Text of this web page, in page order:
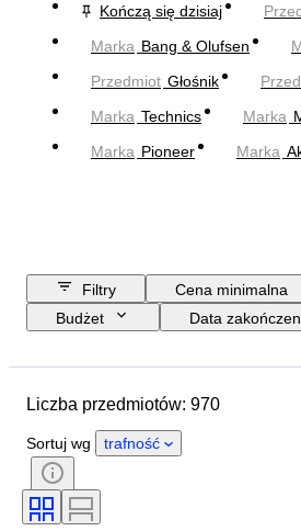
Kończą się dzisiaj
Marka Bang & Olufsen
Przedmiot Głośnik
Marka Technics Marka
Marka Pioneer Marka
Filtry
Cena minimalna
Budżet
Data
Materiał
Stan
Okres
Kolor
Era
Przetestowany i działający
Liczba przedmiotów: 970
Sortuj wg trafność